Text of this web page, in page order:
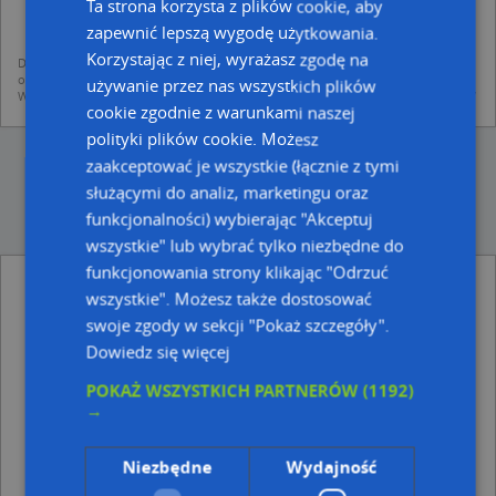
udostępniania danych o firmach partnerom biznesowym operatora (art.
6 ust. 1 lit. f RODO)
Dane pochodzą z publicznych baz CEIDG, GUS, REGON, z firmowych stron www
oraz od podmiotów zewnętrznych.
Więcej informacji dot. RODO:http://regulamin.automapa.pl/odo_przetwarzanie/
Abra P.H.U.Import-Export Bogumiła
Abramowicz - inne Przemysł, Firmy w pobliżu
Miejsko Gminny Ośrodek Pomocy Społecznej w
Koluszkach, Brzezińska 32, 95-040 Koluszki
Grubek, 11 Listopada 23, 95-040 Koluszki
Handel Obwoźny Artykułami Przemysłowymi, ul.
Poradnia Psychologiczno Pedagogiczna w Koluszkach,
ul. Korczaka 5, 95-040 Koluszki
Ta strona korzysta z plików cookie, aby
zapewnić lepszą wygodę użytkowania.
Korzystając z niej, wyrażasz zgodę na
używanie przez nas wszystkich plików
cookie zgodnie z warunkami naszej
polityki plików cookie. Możesz
zaakceptować je wszystkie (łącznie z tymi
służącymi do analiz, marketingu oraz
funkcjonalności) wybierając "Akceptuj
wszystkie" lub wybrać tylko niezbędne do
funkcjonowania strony klikając "Odrzuć
wszystkie". Możesz także dostosować
swoje zgody w sekcji "Pokaż szczegóły".
Dowiedz się więcej
POKAŻ WSZYSTKICH PARTNERÓW(1192)
→
Niezbędne Wydajność